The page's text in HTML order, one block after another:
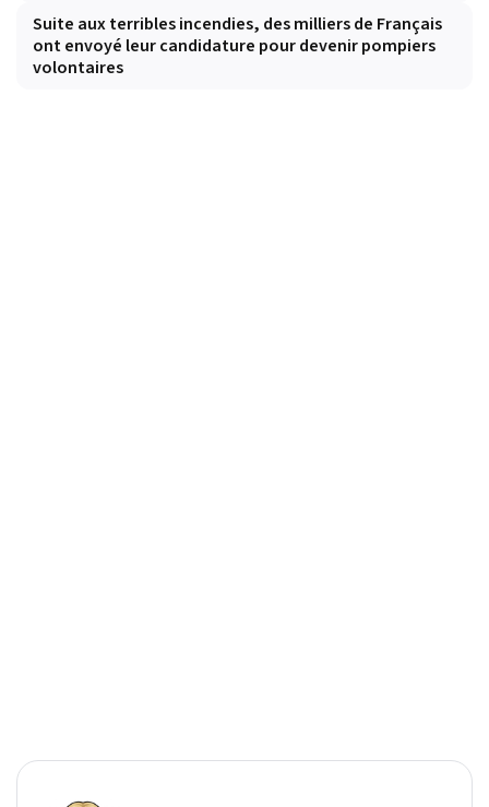
Suite aux terribles incendies, des milliers de Français
ont envoyé leur candidature pour devenir pompiers
volontaires